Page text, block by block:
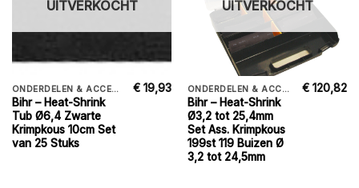
UITVERKOCHT
ONDERDELEN & ACCESSORIES
Bihr – Heat-Shrink
Tub Ø6,4 Zwarte
Krimpkous 10cm Set
van 25 Stuks
€ 19,93
UITVERKOCHT
ONDERDELEN & ACCESSORIES
Bihr – Heat-Shrink
Ø3,2 tot 25,4mm
Set Ass. Krimpkous
199st 119 Buizen Ø
3,2 tot 24,5mm
€ 120,82